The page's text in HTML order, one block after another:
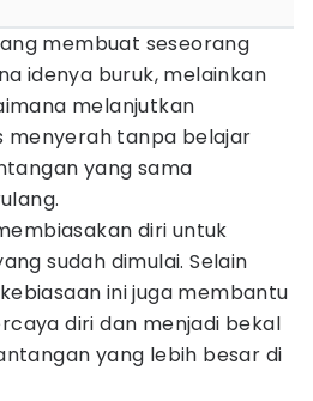
membuat seseorang
idenya buruk, melainkan
melanjutkan
menyerah tanpa belajar
yang sama
diri untuk
sudah dimulai. Selain
ini juga membantu
diri dan menjadi bekal
yang lebih besar di